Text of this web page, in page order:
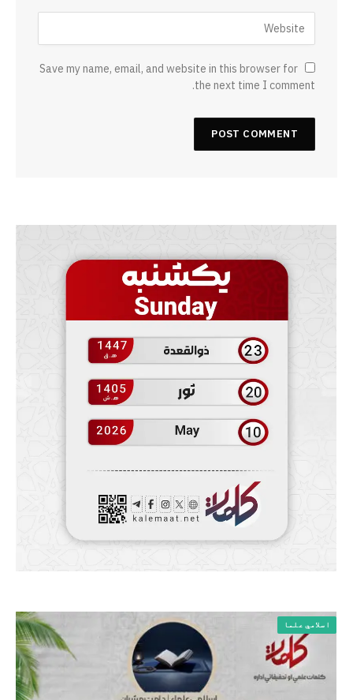
Save my name, email, and website in this browser for
the next time I comment.
اسلامي علما